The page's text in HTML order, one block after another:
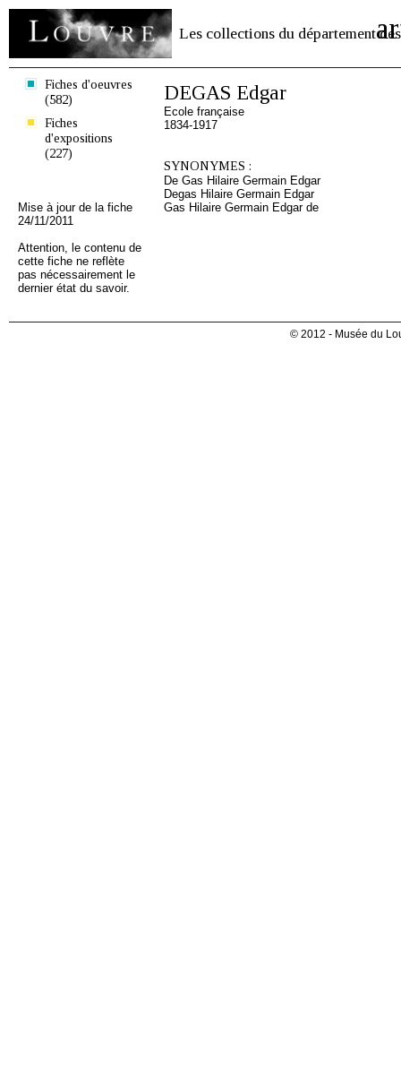
Les collections du département des
Fiches d'oeuvres
(582)
Fiches
d'expositions
(227)
Mise à jour de la fiche
24/11/2011
Attention, le contenu de
cette fiche ne reflète
pas nécessairement le
dernier état du savoir.
DEGAS Edgar
Ecole française
1834-1917
SYNONYMES :
De Gas Hilaire Germain Edgar
Degas Hilaire Germain Edgar
Gas Hilaire Germain Edgar de
© 2012 - Musée du